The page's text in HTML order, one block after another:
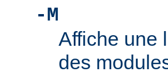
-M
Affiche une
des